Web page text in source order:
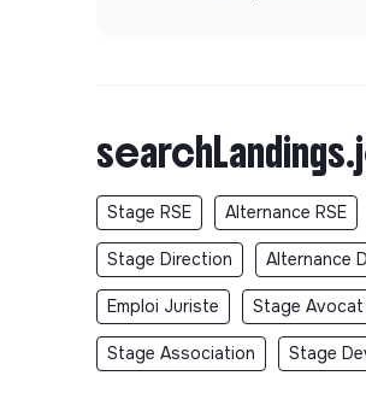
Stage RSE Alternance RSE
Stage Direction Alternance
Emploi Juriste Stage Avocat
Stage Association Stage